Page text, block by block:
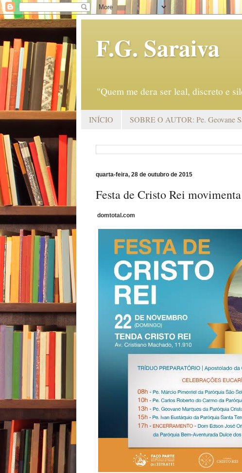
F.G. Saraiva
"Quem me dera ser leal, discreto e
INÍCIO SOBRE O AUTOR: Pe. Geovane
quarta-feira, 28 de outubro de 2015
Festa de Cristo Rei
domtotal.com